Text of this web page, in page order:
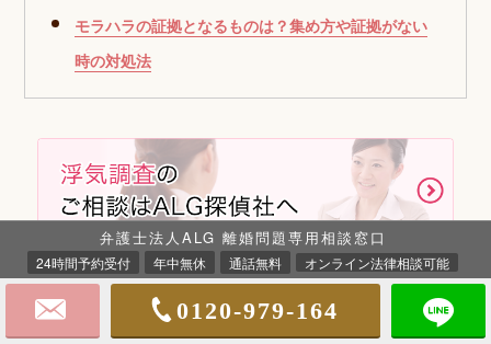
モラハラの証拠となるものは？集め方や証拠がない
時の対処法
弁護士法人ALG 離婚問題専用相談窓口
24時間予約受付 年中無休 通話無料 オンライン法律相談可能
0120-979-164